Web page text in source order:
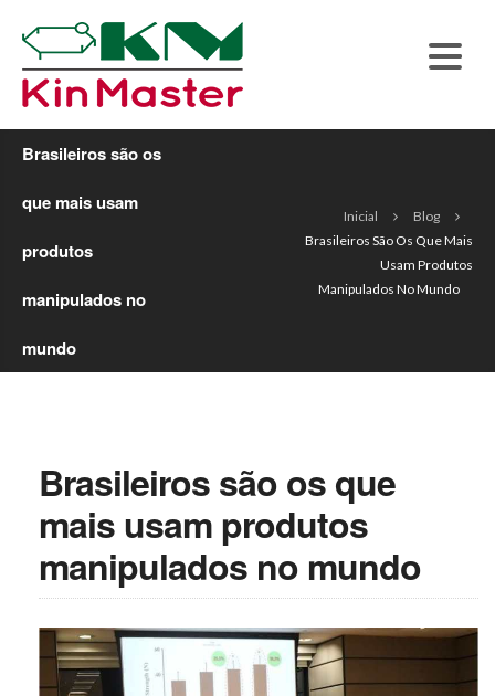
Brasileiros são os
que mais usam
produtos
manipulados no
mundo
Inicial
Blog
Brasileiros São Os Que Mais
Usam Produtos
Manipulados No Mundo
Brasileiros são os que
mais usam produtos
manipulados no mundo